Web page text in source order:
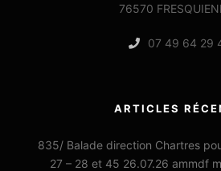
76570
07 49 64 29
ARTICLES
835/ Balade direction Chartres
27 – 28 et 45 26.07.26 ammdf